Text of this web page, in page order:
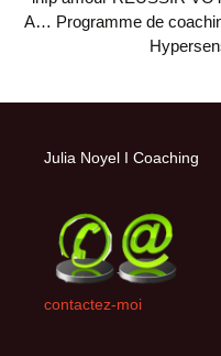
A… Programme de
Julia Noyel I Coaching
contactez-moi